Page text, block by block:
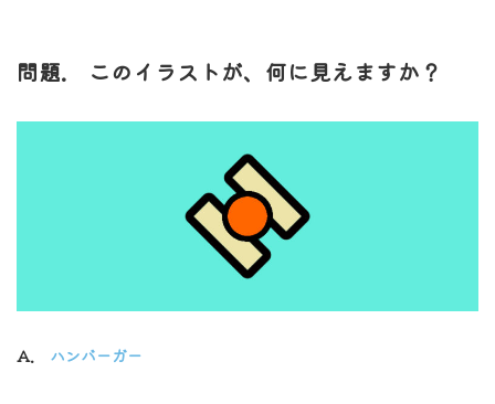
問題. このイラストが、何に見えますか？
A. ハンバーガー